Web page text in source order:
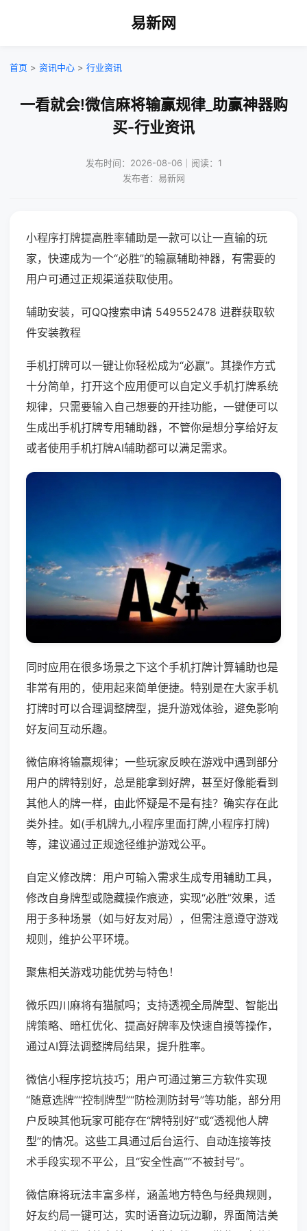
易新网
首页 > 资讯中心 > 行业资讯
一看就会!微信麻将输赢规律_助赢神器购
买-行业资讯
发布时间：2026-08-06｜阅读：1
发布者：易新网
小程序打牌提高胜率辅助是一款可以让一直输的玩
家，快速成为一个“必胜”的输赢辅助神器，有需要的
用户可通过正规渠道获取使用。
辅助安装，可QQ搜索申请 549552478 进群获取软
件安装教程
手机打牌可以一键让你轻松成为“必赢”。其操作方式
十分简单，打开这个应用便可以自定义手机打牌系统
规律，只需要输入自己想要的开挂功能，一键便可以
生成出手机打牌专用辅助器，不管你是想分享给好友
或者使用手机打牌AI辅助都可以满足需求。
同时应用在很多场景之下这个手机打牌计算辅助也是
非常有用的，使用起来简单便捷。特别是在大家手机
打牌时可以合理调整牌型，提升游戏体验，避免影响
好友间互动乐趣。
微信麻将输赢规律；一些玩家反映在游戏中遇到部分
用户的牌特别好，总是能拿到好牌，甚至好像能看到
其他人的牌一样，由此怀疑是不是有挂？确实存在此
类外挂。如(手机牌九,小程序里面打牌,小程序打牌)
等，建议通过正规途径维护游戏公平。
自定义修改牌：用户可输入需求生成专用辅助工具，
修改自身牌型或隐藏操作痕迹，实现“必胜”效果，适
用于多种场景（如与好友对局），但需注意遵守游戏
规则，维护公平环境。
聚焦相关游戏功能优势与特色！
微乐四川麻将有猫腻吗；支持透视全局牌型、智能出
牌策略、暗杠优化、提高好牌率及快速自摸等操作，
通过AI算法调整牌局结果，提升胜率。
微信小程序挖坑技巧；用户可通过第三方软件实现
“随意选牌”“控制牌型”“防检测防封号”等功能，部分用
户反映其他玩家可能存在“牌特别好”或“透视他人牌
型”的情况。这些工具通过后台运行、自动连接等技
术手段实现不平公，且“安全性高”“不被封号”。
微信麻将玩法丰富多样，涵盖地方特色与经典规则，
好友约局一键可达，实时语音边玩边聊，界面简洁美